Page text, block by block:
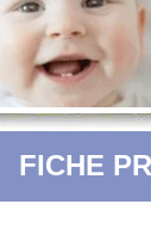
FICHE